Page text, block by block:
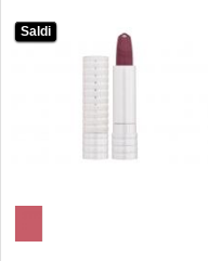
Saldi
Saldi